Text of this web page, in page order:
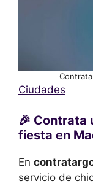
Ciudades
🎉 Contrata
fiesta en
En
servicio de